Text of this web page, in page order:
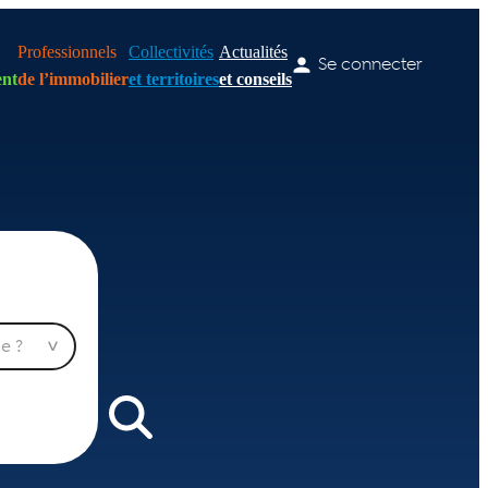
Professionnels
de l’immobilier
Collectivités
et territoires
Actualités
et conseils
Se connecter